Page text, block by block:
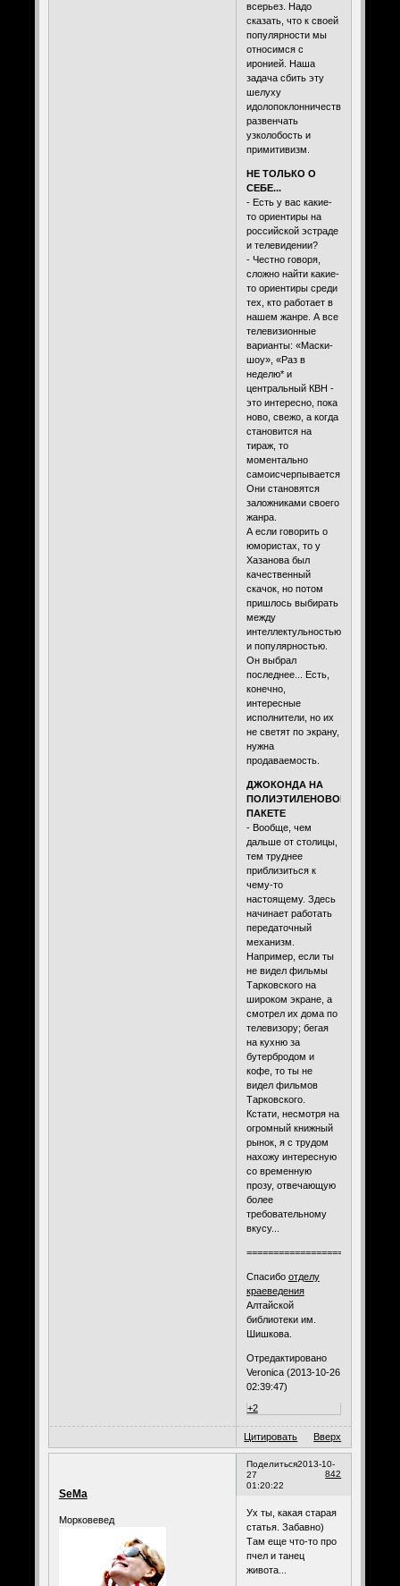
всерьез. Надо
сказать, что к своей
популярности мы
относимся с
иронией. Наша
задача сбить эту
шелуху
идолопоклонничества,
развенчать
узколобость и
примитивизм.
НЕ ТОЛЬКО О
СЕБЕ...
- Есть у вас какие-
то ориентиры на
российской эстраде
и телевидении?
- Честно говоря,
сложно найти какие-
то ориентиры среди
тех, кто работает в
нашем жанре. А все
телевизионные
варианты: «Маски-
шоу», «Раз в
неделю* и
центральный КВН -
это интересно, пока
ново, свежо, а когда
становится на
тираж, то
моментально
самоисчерпывается.
Они становятся
заложниками своего
жанра.
А если говорить о
юмористах, то у
Хазанова был
качественный
скачок, но потом
пришлось выбирать
между
интеллектульностью
и популярностью.
Он выбрал
последнее... Есть,
конечно,
интересные
исполнители, но их
не светят по экрану,
нужна
продаваемость.
ДЖОКОНДА НА
ПОЛИЭТИЛЕНОВОМ
ПАКЕТЕ
- Вообще, чем
дальше от столицы,
тем труднее
приблизиться к
чему-то
настоящему. Здесь
начинает работать
передаточный
механизм.
Например, если ты
не видел фильмы
Тарковского на
широком экране, а
смотрел их дома по
телевизору; бегая
на кухню за
бутербродом и
кофе, то ты не
видел фильмов
Тарковского.
Кстати, несмотря на
огромный книжный
рынок, я с трудом
нахожу интересную
со временную
прозу, отвечающую
более
требовательному
вкусу...
Спасибо отделу
краеведения
Алтайской
библиотеки им.
Шишкова.
Отредактировано
Veronica (2013-10-26
02:39:47)
+2
Цитировать Вверх
Поделиться
842
2013-10-
27
01:20:22
SeMa
Морковевед
Ух ты, какая старая
статья. Забавно)
Там еще что-то про
пчел и танец
живота...